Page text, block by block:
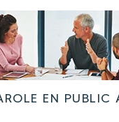
EN PUBLIC